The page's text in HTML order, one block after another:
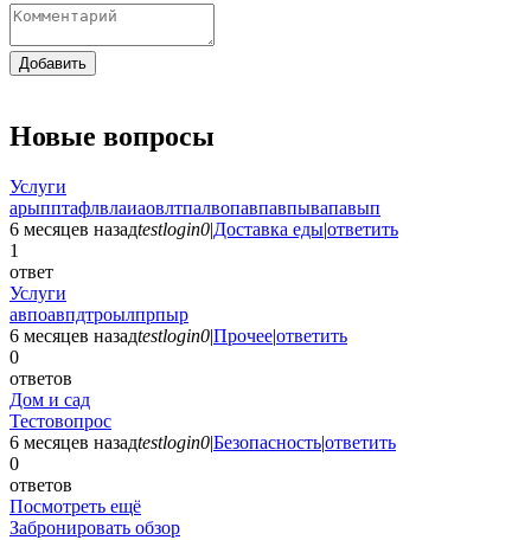
Добавить
Новые вопросы
Услуги
арыпптафлвлаиаовлтпалвопавпавпывапавып
6 месяцев назадtestlogin0|Доставка еды|ответить
1
ответ
Услуги
авпоавпдтроылпрпыр
6 месяцев назадtestlogin0|Прочее|ответить
0
ответов
Дом и сад
Тестовопрос
6 месяцев назадtestlogin0|Безопасность|ответить
0
ответов
Посмотреть ещё
Забронировать обзор